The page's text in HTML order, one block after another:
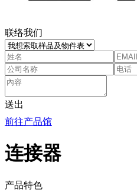
联络我们
送出
前往产品馆
连接器
产品特色